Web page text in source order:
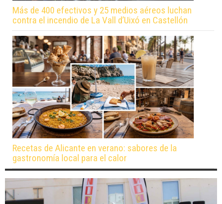
Más de 400 efectivos y 25 medios aéreos luchan
contra el incendio de La Vall d’Uixó en Castellón
Recetas de Alicante en verano: sabores de la
gastronomía local para el calor